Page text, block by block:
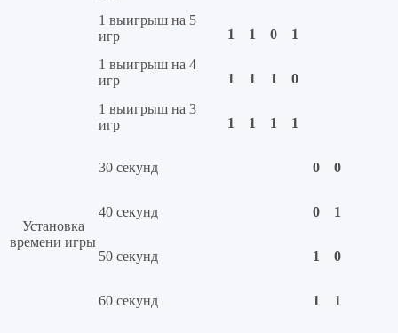
1 выигрыш на 5
игр
1 1 0
1
1 выигрыш на 4
игр
1 1 1
0
1 выигрыш на 3
игр
1 1 1 1
Установка
времени игры
30 секунд 0 0
40 секунд 0 1
50 секунд 1 0
60 секунд 1 1